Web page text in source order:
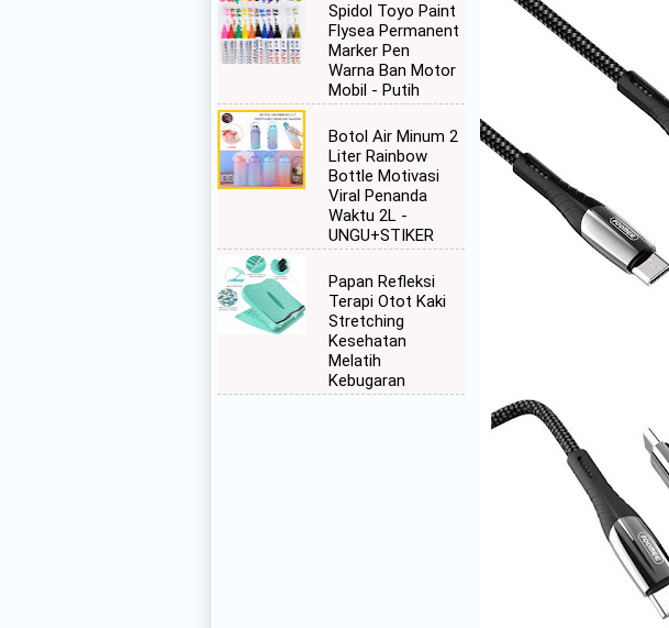
Spidol Toyo Paint
Flysea Permanent
Marker Pen
Warna Ban Motor
Mobil - Putih
Botol Air Minum 2
Liter Rainbow
Bottle Motivasi
Viral Penanda
Waktu 2L -
UNGU+STIKER
Papan Refleksi
Terapi Otot Kaki
Stretching
Kesehatan
Melatih
Kebugaran